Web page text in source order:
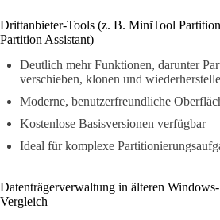
Drittanbieter-Tools (z. B. MiniTool
Partition Assistant)
Deutlich mehr Funktionen, darunter
verschieben, klonen und
Moderne, benutzerfreundliche
Kostenlose Basisversionen verfügbar
Ideal für komplexe
Datenträgerverwaltung in älteren
Vergleich